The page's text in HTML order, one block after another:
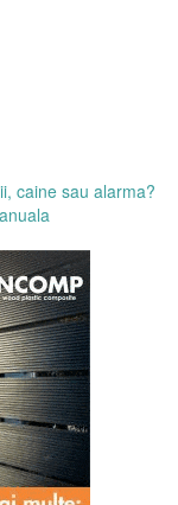
caine sau alarma?